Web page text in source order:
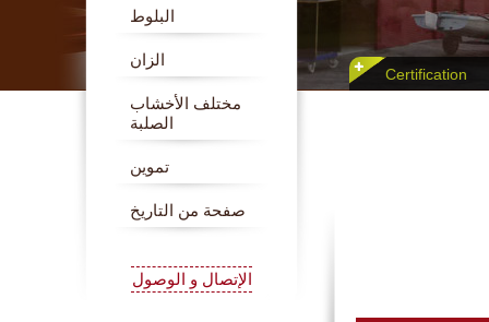
البلوط
الزان
مختلف الأخشاب
الصلبة
تموين
صفحة من التاريخ
الإتصال و الوصول
Certification